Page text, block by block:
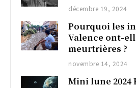
décembre 19, 2024
Pourquoi les
Valence ont-
meurtrières ?
novembre 14, 2024
Mini lune 2024